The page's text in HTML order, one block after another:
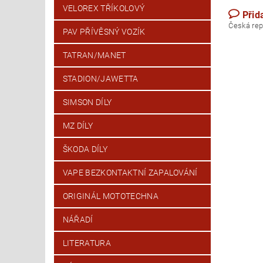
VELOREX TŘÍKOLOVÝ
PAV PŘÍVĚSNÝ VOZÍK
TATRAN/MANET
STADION/JAWETTA
SIMSON DÍLY
MZ DÍLY
ŠKODA DÍLY
VAPE BEZKONTAKTNÍ ZAPALOVÁNÍ
ORIGINÁL MOTOTECHNA
NÁŘADÍ
LITERATURA